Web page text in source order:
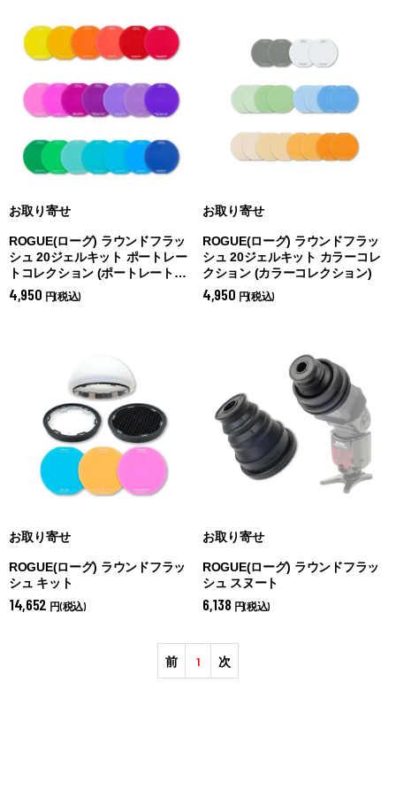
お取り寄せ
ROGUE(ローグ) ラウンドフラッ
シュ 20ジェルキット ポートレー
トコレクション (ポートレートコ
レクション)
4,950 円(税込)
お取り寄せ
ROGUE(ローグ) ラウンドフラッ
シュ 20ジェルキット カラーコレ
クション (カラーコレクション)
4,950 円(税込)
お取り寄せ
ROGUE(ローグ) ラウンドフラッ
シュ キット
14,652 円(税込)
お取り寄せ
ROGUE(ローグ) ラウンドフラッ
シュ スヌート
6,138 円(税込)
前 1 次